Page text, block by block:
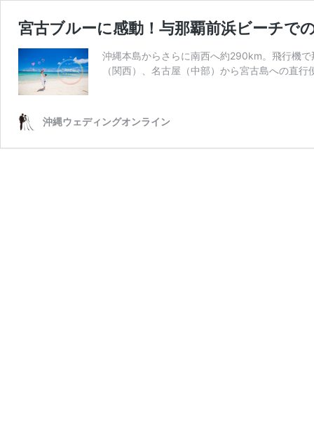
宮古ブルーに感動！与那覇前浜ビーチで
沖縄本島からさらに南西へ約290km。飛行機
（関西）、名古屋（中部）から宮古島への直
沖縄ウェディングオンライン